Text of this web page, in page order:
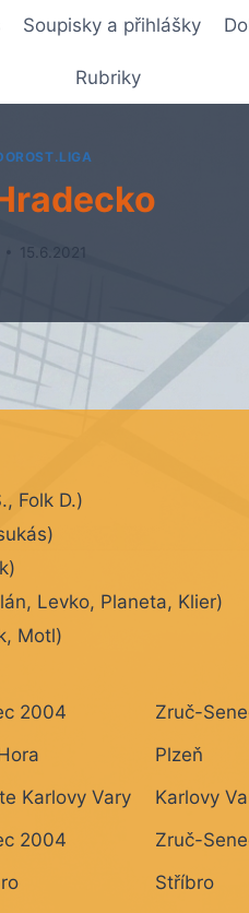
Soupisky a přihlášky
Rubriky
15.6.2021
Folk D.)
Levko, Planeta, Klier)
Motl)
2004 Zruč-
Plzeň
Karlovy Vary Karlovy
2004 Zruč-
Stříbro